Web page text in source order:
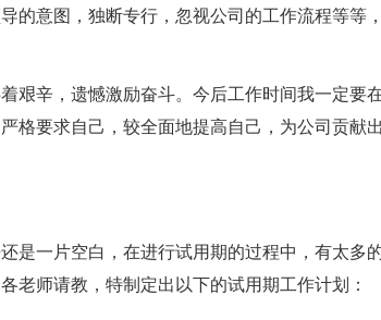
的意图，独断专行，忽视公司的工作流程等等
艰辛，遗憾激励奋斗。今后工作时间我一定要
格要求自己，较全面地提高自己，为公司贡献
是一片空白，在进行试用期的过程中，有太多
老师请教，特制定出以下的试用期工作计划：